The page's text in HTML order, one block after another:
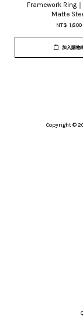
Framework Ring｜
Matte
NT$ 1,800
加入購物
Copyright ©